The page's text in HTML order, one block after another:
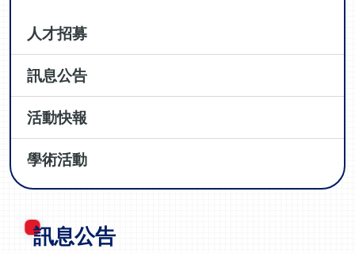
人才招募
訊息公告
活動快報
學術活動
訊息公告